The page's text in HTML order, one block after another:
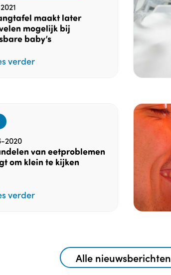
maakt later
mogelijk bij
baby’s
verder
2020
van eetproblemen
om klein te kijken
verder
Alle nieuwsberichten